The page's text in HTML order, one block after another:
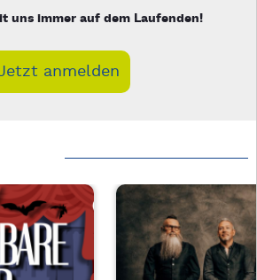
uns immer auf dem Laufenden!
anmelden